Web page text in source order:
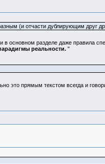
(и отчасти дублирующим друг
в основном разделе даже правила
реальности. "
это прямым текстом всегда и